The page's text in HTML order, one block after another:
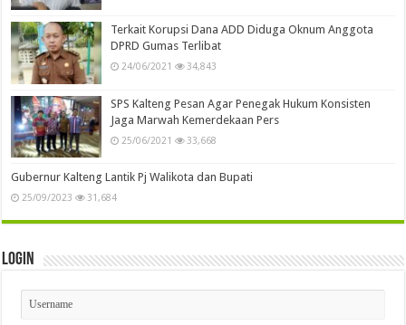
Terkait Korupsi Dana ADD Diduga Oknum Anggota
DPRD Gumas Terlibat
24/06/2021 34,843
SPS Kalteng Pesan Agar Penegak Hukum Konsisten
Jaga Marwah Kemerdekaan Pers
25/06/2021 33,668
Gubernur Kalteng Lantik Pj Walikota dan Bupati
25/09/2023 31,684
Login